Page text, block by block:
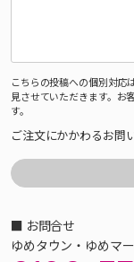
こちらの投稿への個別対応
見させていただきます。お
す。
ご注文にかかわるお問
■ お問合せ
ゆめタウン・ゆめマ